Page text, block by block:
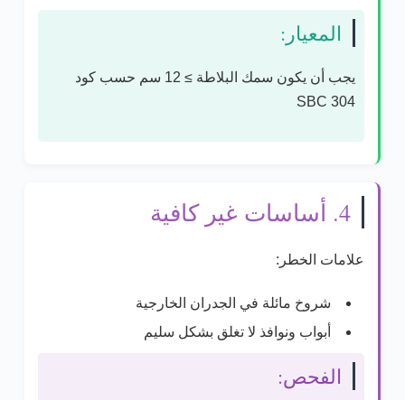
المعيار:
يجب أن يكون سمك البلاطة ≥ 12 سم حسب كود
SBC 304
4. أساسات غير كافية
علامات الخطر:
شروخ مائلة في الجدران الخارجية
أبواب ونوافذ لا تغلق بشكل سليم
الفحص: